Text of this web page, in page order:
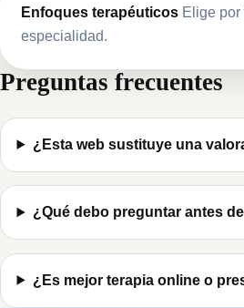
Enfoques terapéuticos Elige
especialidad.
Preguntas frecuentes
¿Esta web sustituye una
¿Qué debo preguntar antes
¿Es mejor terapia online o